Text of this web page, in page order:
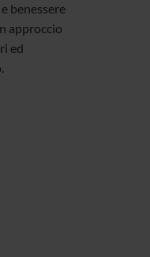
benessere
approccio
ed